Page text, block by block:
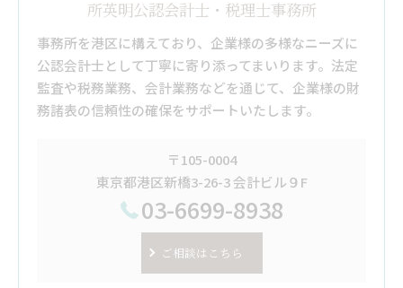
所英明公認会計士・税理士事務所
事務所を港区に構えており、企業様の多様なニーズに
公認会計士として丁寧に寄り添ってまいります。法定
監査や税務業務、会計業務などを通じて、企業様の財
務諸表の信頼性の確保をサポートいたします。
〒105-0004
東京都港区新橋3-26-3 会計ビル９F
03-6699-8938
ご相談はこちら